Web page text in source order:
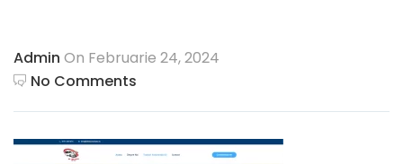
Admin On Februarie 24, 2024
No Comments